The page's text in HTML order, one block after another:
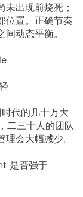
出现前烧死；
位置。正确节奏
动态平衡。
代的几十万大
二三十人的团队
会大幅减少。
是否强于